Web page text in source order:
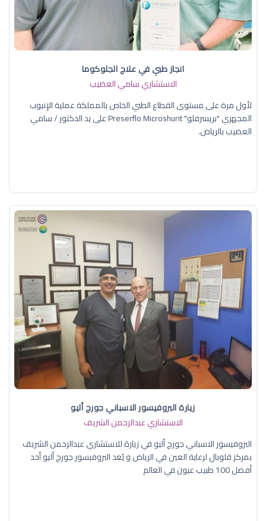
انجاز طبي في علاج الجلوكوما
الاستشاري سامي العضيب
لأول مرة على مستوى القطاع الطبي الخاص بالمملكة عملية الإنبوب
المجهري "بريسرفلو" Preserflo Microshunt على يد الدكتور / سامي
العضيب بالرياض.
زيارة البروفيسور الاسباني جورج أليو
الاستشاري عبدالرحمن الشريف
البروفيسور الاسباني جورج أليو في زيارة للاستشاري عبدالرحمن الشريف
بمركز قلوبال لرعاية العين في الرياض و يُعد البروفيسور جورج أليو أحد
أفضل 100 طبيب عيون في العالم